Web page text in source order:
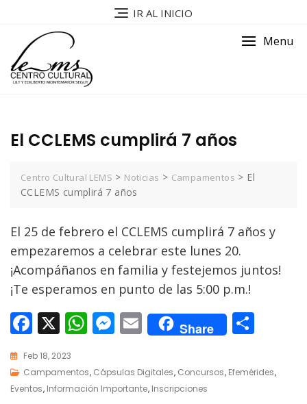
IR AL INICIO
Menu
El CCLEMS cumplirá 7 años
Centro Cultural LEMS > Noticias > Campamentos > El
CCLEMS cumplirá 7 años
El 25 de febrero el CCLEMS cumplirá 7 años y
empezaremos a celebrar este lunes 20.
¡Acompáñanos en familia y festejemos juntos!
¡Te esperamos en punto de las 5:00 p.m.!
F
ac
e
b
X W
h
at
s
M
e
ss
e
E
m
ai
l
Share
m
Feb 18, 2023
Campamentos, Cápsulas Digitales, Concursos, Efemérides,
Eventos, Información Importante, Inscripciones